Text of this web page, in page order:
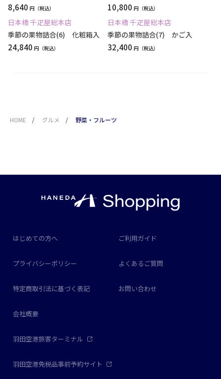
8,640 円 10,800 円
日本橋 千疋屋総本店
季節の果物詰合(6) 化粧箱入
24,840 円
日本橋 千疋屋総本店
季節の果物詰合(7) かご入
32,400 円
HOME / グルメ / 野菜・フルーツ
はじめての方へ ご利用ガイド
プライバシーポリシー よくあるご質問
特定商取引法に基づく表記 お問い合わせ
会社概要
羽田空港旅客ターミナル
羽田空港免税品事前予約サイト